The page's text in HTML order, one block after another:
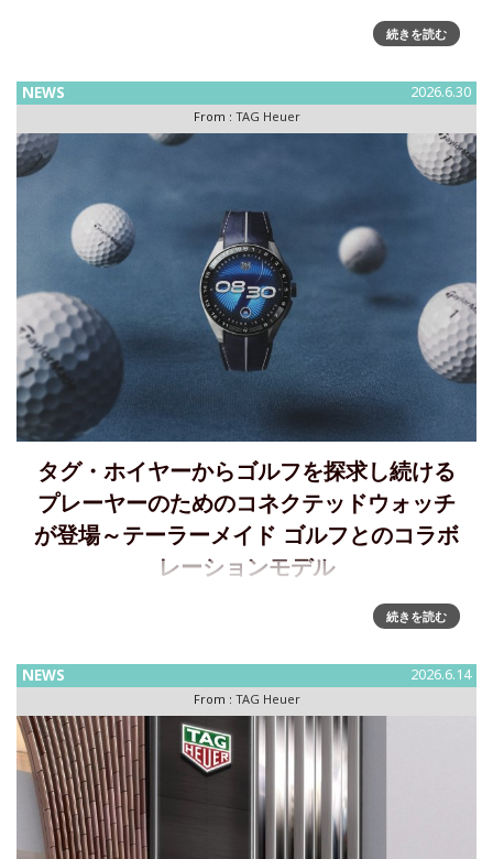
タグ・ホイヤー、フォーミュラ1 コレクションとガルフとの
コラボレーション第4弾となる「タグ・ホイヤー フォーミュ
色が織りなすレーシングの世界タグ・ホイヤーは、タグ
続きを読む
NEWS 2026.6.30
From : TAG Heuer
タグ・ホイヤーからゴルフを探求し続ける
プレーヤーのためのコネクテッドウォッチ
が登場～テーラーメイド ゴルフとのコラボ
レーションモデル
タグ・ホイヤー、テーラーメイド ゴルフとのコラボレーショ
ンモデル、「TAG Heuer Connected Calibre E5 x
続きを読む
NEWS 2026.6.14
From : TAG Heuer